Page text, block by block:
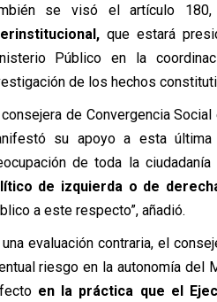
se visó el artículo
que estará
Público en la
de los hechos
consejera de Convergencia
su apoyo a esta
de toda la ciudadanía
de izquierda o de
a este respecto”, añadió.
una evaluación contraria, el
riesgo en la autonomía del
en la práctica que el